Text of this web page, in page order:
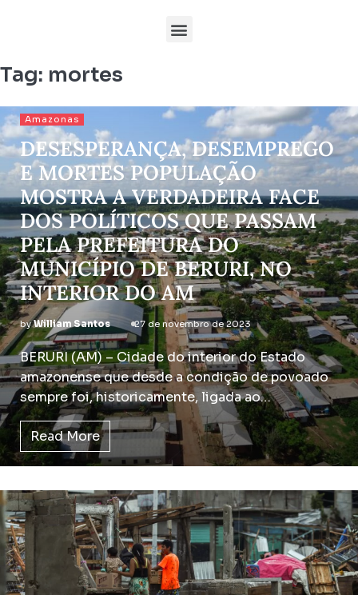
Tag: mortes
Amazonas
DESESPERANÇA, DESEMPREGO
E MORTES POPULAÇÃO
MOSTRA A VERDADEIRA FACE
DOS POLÍTICOS QUE PASSAM
PELA PREFEITURA DO
MUNICÍPIO DE BERURI, NO
INTERIOR DO AM
byWilliam Santos 27 de novembro de 2023
BERURI (AM) – Cidade do interior do Estado
amazonense que desde a condição de povoado
sempre foi, historicamente, ligada ao…
Read More